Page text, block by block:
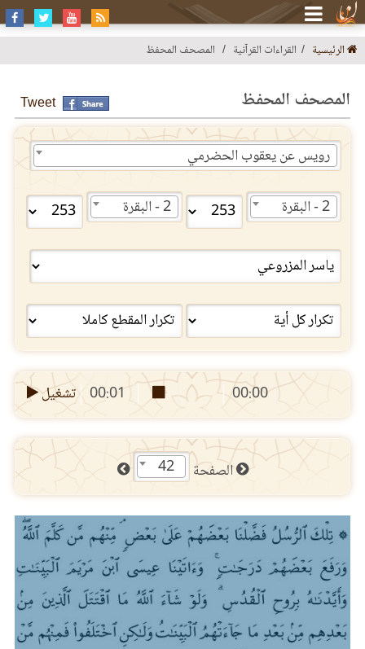
الرئيسية القراءات القرآنية المصحف المحفظ
المصحف المحفظ Tweet
رويس عن يعقوب الحضرمي
2 - البقرة 2 - البقرة
00:00
00:01 تشغيل
الصفحة 42